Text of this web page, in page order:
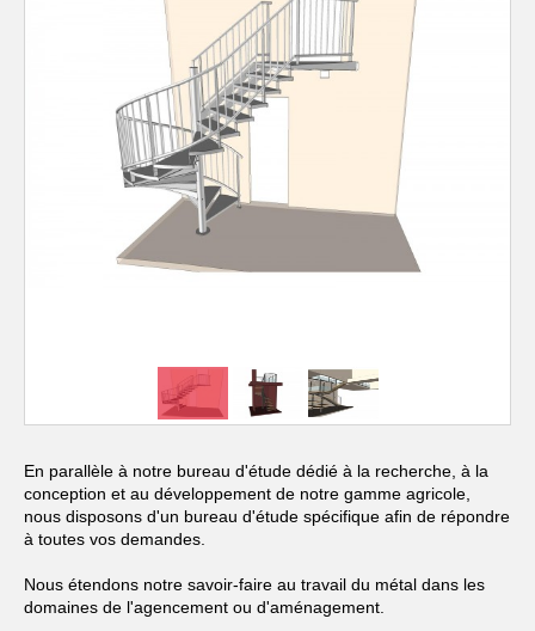
En parallèle à notre bureau d'étude dédié à la recherche, à la
conception et au développement de notre gamme agricole,
nous disposons d'un bureau d'étude spécifique afin de répondre
à toutes vos demandes.
Nous étendons notre savoir-faire au travail du métal dans les
domaines de l'agencement ou d'aménagement.